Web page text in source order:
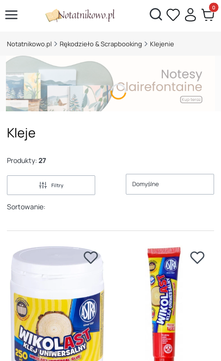
Otwórz wyszukiwarkę
Notatnikowo.pl Rękodzieło & Scrapbooking Klejenie
Kleje
Produkty: 27
Filtry
Sortowanie:
Domyślne